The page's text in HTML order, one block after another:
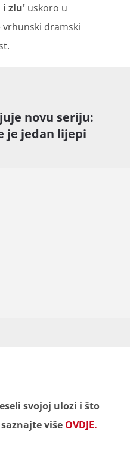
i zlu' uskoro u
vrhunski dramski
novu seriju:
je jedan lijepi
svojoj ulozi i što
više OVDJE.